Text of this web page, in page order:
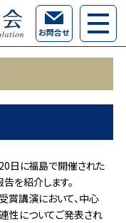
お問合せ
日に福島で開催された
を紹介します。
賞講演において、中心
性についてご発表され